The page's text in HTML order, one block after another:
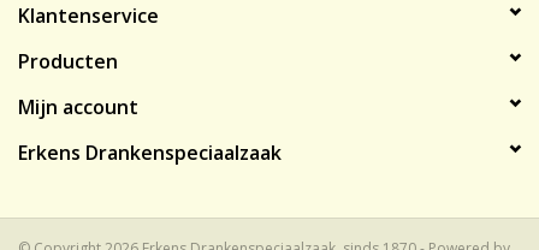
Klantenservice
Producten
Mijn account
Erkens Drankenspeciaalzaak